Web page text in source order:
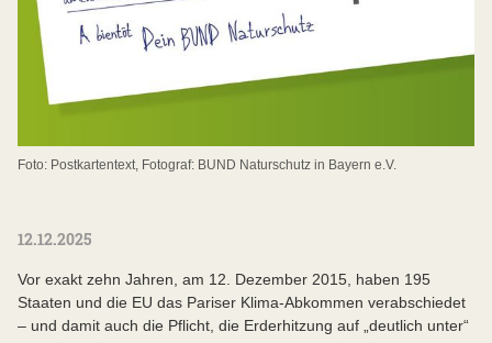
Foto: Postkartentext, Fotograf: BUND Naturschutz in Bayern e.V.
12.12.2025
Vor exakt zehn Jahren, am 12. Dezember 2015, haben 195
Staaten und die EU das Pariser Klima-Abkommen verabschiedet
– und damit auch die Pflicht, die Erderhitzung auf „deutlich unter“